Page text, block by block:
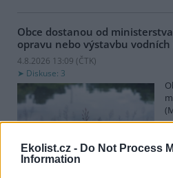
Ekolist.cz - Do Not Process
Information
Obce dostanou od
opravu nebo výstavbu
4.8.2026 13:09 (ČTK)
Diskuse: 3
nádrží. Žádost o dotace mohou